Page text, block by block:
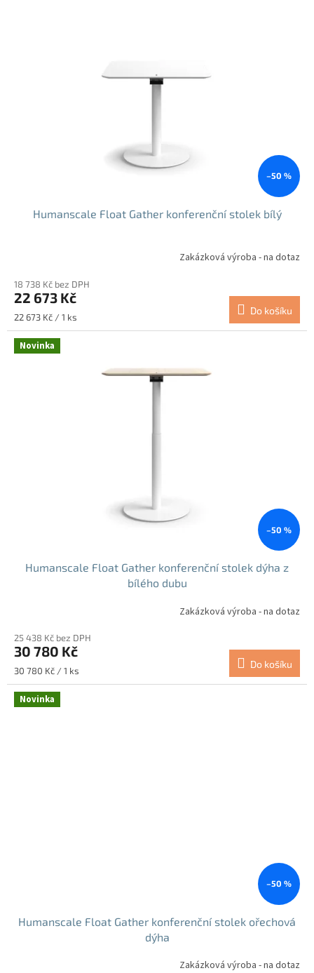
–50 %
Humanscale Float Gather konferenční stolek bílý
Zakázková výroba - na dotaz
18 738 Kč bez DPH
22 673 Kč
Měrná
cena:
22 673 Kč / 1 ks
Do košíku
Novinka
–50 %
Humanscale Float Gather konferenční stolek dýha z
bílého dubu
Zakázková výroba - na dotaz
25 438 Kč bez DPH
30 780 Kč
Měrná
cena:
30 780 Kč / 1 ks
Do košíku
Novinka
–50 %
Humanscale Float Gather konferenční stolek ořechová
dýha
Zakázková výroba - na dotaz